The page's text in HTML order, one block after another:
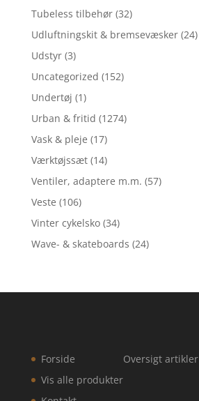
Tubeless tilbehør (32)
Udluftningskit & bremsevæsker (24)
Udstyr (3)
Uncategorized (152)
Undertøj (1)
Urban & fritid (1274)
Vask & pleje (17)
Værktøjssæt (14)
Ventiler, adaptere m.m. (57)
Veste (106)
Vinter cykelsko (34)
Wave- & skateboards (24)
Forside
Vis alle produkter
Oversigt artikler